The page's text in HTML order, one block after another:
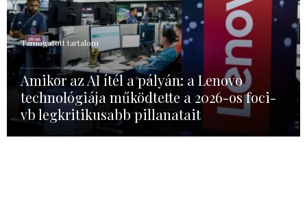
Támogatott tartalom
Amikor az AI ítél a pályán: a Lenovo
technológiája működtette a 2026-os foci-
vb legkritikusabb pillanatait